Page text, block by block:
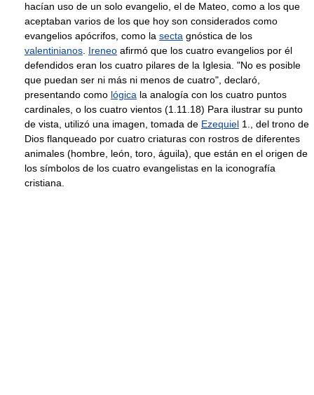
hacían uso de un solo evangelio, el de Mateo, como a los que
aceptaban varios de los que hoy son considerados como
evangelios apócrifos, como la secta gnóstica de los
valentinianos Ireneo afirmó que los cuatro evangelios por él
defendidos eran los cuatro pilares de la Iglesia. "No es posible
que puedan ser ni más ni menos de cuatro", declaró,
presentando como lógica la analogía con los cuatro puntos
cardinales, o los cuatro vientos (1.11.18) Para ilustrar su punto
de vista, utilizó una imagen, tomada de Ezequiel 1., del trono de
Dios flanqueado por cuatro criaturas con rostros de diferentes
animales (hombre, león, toro, águila), que están en el origen de
los símbolos de los cuatro evangelistas en la iconografía
cristiana.